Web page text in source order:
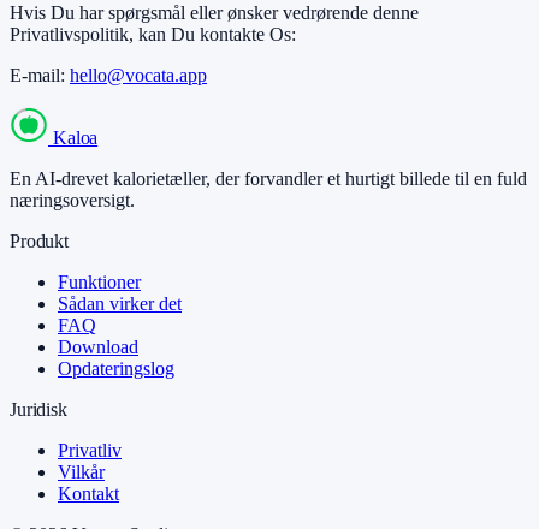
Hvis Du har spørgsmål eller ønsker vedrørende denne
Privatlivspolitik, kan Du kontakte Os:
E-mail: hello@vocata.app
Kaloa
En AI-drevet kalorietæller, der forvandler et hurtigt billede til en fuld
næringsoversigt.
Produkt
Funktioner
Sådan virker det
FAQ
Download
Opdateringslog
Juridisk
Privatliv
Vilkår
Kontakt